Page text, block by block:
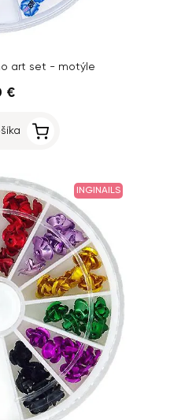
art set - motýle
€
INGINAILS